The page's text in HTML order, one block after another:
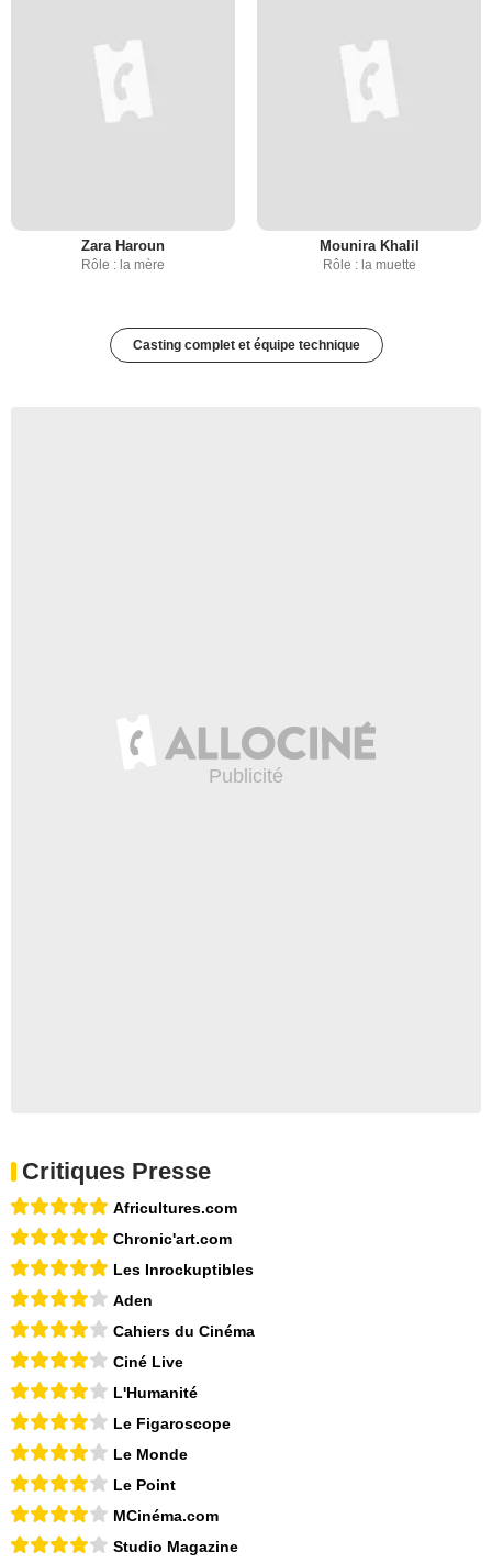
Zara Haroun
Rôle : la mère
Mounira Khalil
Rôle : la muette
Casting complet et équipe technique
Critiques Presse
Africultures.com
Chronic'art.com
Les Inrockuptibles
Aden
Cahiers du Cinéma
Ciné Live
L'Humanité
Le Figaroscope
Le Monde
Le Point
MCinéma.com
Studio Magazine